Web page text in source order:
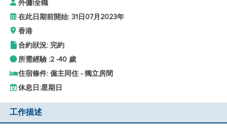
外傭|全職
在此日期前開始: 31日07月2023年
香港
合約狀況: 完約
所需經驗 :2 -40 歲
住宿條件: 僱主同住 - 獨立房間
休息日:星期日
工作描述